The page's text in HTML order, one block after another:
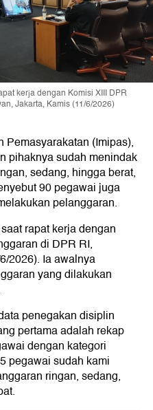
kerja dengan Komisi XIII DPR
Jakarta, Kamis (11/6/2026)
Pemasyarakatan (Imipas),
pihaknya sudah menindak
sedang, hingga berat,
90 pegawai juga
pelanggaran.
rapat kerja dengan
di DPR RI,
2026). Ia awalnya
yang dilakukan
penegakan disiplin
pertama adalah rekap
dengan kategori
pegawai sudah kami
ringan, sedang,